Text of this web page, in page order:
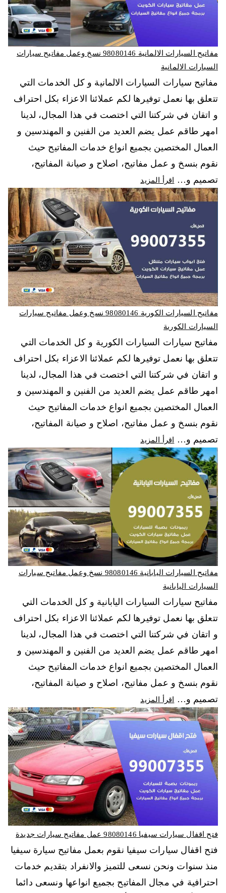
مفاتيح السيارات الالمانية 98080146‬ نسخ وعمل مفاتيح سيارات
السيارات الالمانية
مفاتيح سيارات السيارات الالمانية و كل الخدمات التي
تتعلق بها نعمل توفيرها لكم عملائنا الاعزاء بكل احتراف
و اتقان في شركتنا التي اختصت في هذا المجال، لدينا
امهر طاقم عمل يضم العديد من الفنين و المهندسين و
العمال المختصين بجميع انواع خدمات المفاتيح حيث
نقوم بنسخ و عمل مفاتيح، اصلاح و صيانة المفاتيح،
تصميم و…
اقرأ المزيد
مفاتيح السيارات الكورية 98080146‬ نسخ وعمل مفاتيح سيارات
السيارات الكورية
مفاتيح سيارات السيارات الكورية و كل الخدمات التي
تتعلق بها نعمل توفيرها لكم عملائنا الاعزاء بكل احتراف
و اتقان في شركتنا التي اختصت في هذا المجال، لدينا
امهر طاقم عمل يضم العديد من الفنين و المهندسين و
العمال المختصين بجميع انواع خدمات المفاتيح حيث
نقوم بنسخ و عمل مفاتيح، اصلاح و صيانة المفاتيح،
تصميم و…
اقرأ المزيد
مفاتيح السيارات اليابانية 98080146‬ نسخ وعمل مفاتيح سيارات
السيارات اليابانية
مفاتيح سيارات السيارات اليابانية و كل الخدمات التي
تتعلق بها نعمل توفيرها لكم عملائنا الاعزاء بكل احتراف
و اتقان في شركتنا التي اختصت في هذا المجال، لدينا
امهر طاقم عمل يضم العديد من الفنين و المهندسين و
العمال المختصين بجميع انواع خدمات المفاتيح حيث
نقوم بنسخ و عمل مفاتيح، اصلاح و صيانة المفاتيح،
تصميم و…
اقرأ المزيد
فتح اقفال سيارات سيفيا 98080146‬ عمل مفاتيح سيارات جديدة
فتح اقفال سيارات سيفيا نقوم بعمل مفاتيح سيارة سيفيا
منذ سنوات ونحن نسعى للتميز والانفراد بتقديم خدمات
احترافية في مجال المفاتيح بجميع انواعها ونسعى دائما